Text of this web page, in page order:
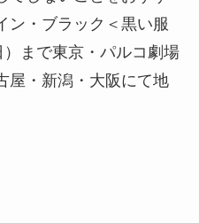
・ブラック＜黒い服
まで東京・パルコ劇場
屋・新潟・大阪にて地